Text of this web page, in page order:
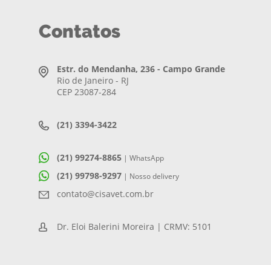
Contatos
Estr. do Mendanha, 236 - Campo Grande
Rio de Janeiro - RJ
CEP 23087-284
(21) 3394-3422
(21) 99274-8865 | WhatsApp
(21) 99798-9297 | Nosso delivery
contato@cisavet.com.br
Dr. Eloi Balerini Moreira | CRMV: 5101